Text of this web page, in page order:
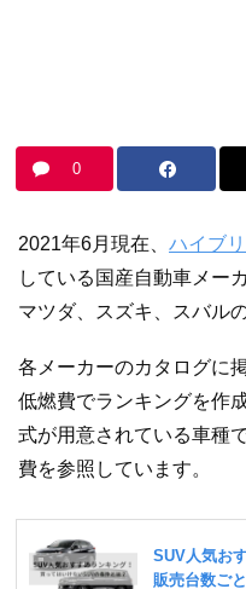
0
2021年6月現在、 ハイブ
している国産自動車メー
マツダ、スズキ、スバル
各メーカーのカタログに
低燃費でランキングを作
式が用意されている車種
費を参照しています。